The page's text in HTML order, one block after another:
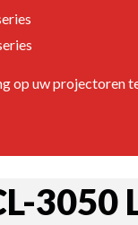
op uw projectoren
3050